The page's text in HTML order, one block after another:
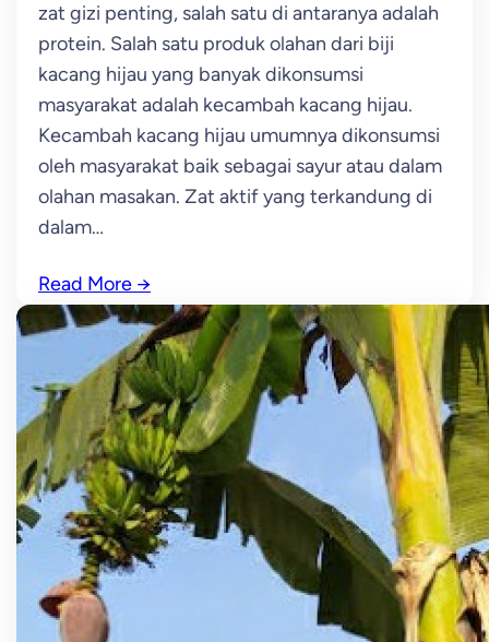
zat gizi penting, salah satu di antaranya adalah
protein. Salah satu produk olahan dari biji
kacang hijau yang banyak dikonsumsi
masyarakat adalah kecambah kacang hijau.
Kecambah kacang hijau umumnya dikonsumsi
oleh masyarakat baik sebagai sayur atau dalam
olahan masakan. Zat aktif yang terkandung di
dalam…
Read More →